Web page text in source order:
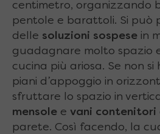
centimetro, organizzando
pentole e barattoli. Si può
delle soluzioni sospese in
guadagnare molto spazio
cucina più ariosa. Se non
piani d’appoggio in
sfruttare lo spazio in
mensole e vani contenitori
parete. Così facendo, la